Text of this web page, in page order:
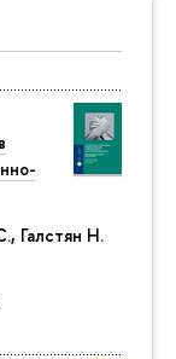
, Галстян Н.